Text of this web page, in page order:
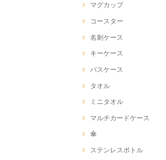
マグカップ
コースター
名刺ケース
キーケース
パスケース
タオル
ミニタオル
マルチカードケース
傘
ステンレスボトル